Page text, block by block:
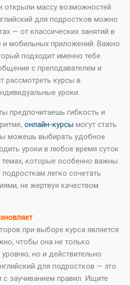
открыли массу возможностей
для подростков можно
— от классических занятий в
мобильных приложений. Важно
подходит именно тебе.
с преподавателем и
рассмотреть курсы в
уроки.
предпочитаешь гибкость и
онлайн-курсы могут стать
можешь выбирать удобное
уроки в любое время суток
темах, которые особенно важны.
легко сочетать
не жертвуя качеством
при выборе курса является
чтобы она не только
но и действительно
для подростков — это
с заучиванием правил. Ищите